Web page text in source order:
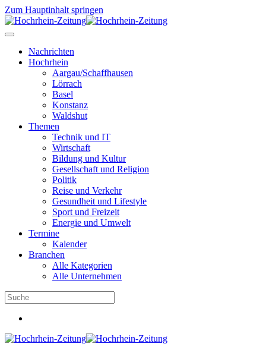
Zum Hauptinhalt springen
Nachrichten
Hochrhein
Aargau/Schaffhausen
Lörrach
Basel
Konstanz
Waldshut
Themen
Technik und IT
Wirtschaft
Bildung und Kultur
Gesellschaft und Religion
Politik
Reise und Verkehr
Gesundheit und Lifestyle
Sport und Freizeit
Energie und Umwelt
Termine
Kalender
Branchen
Alle Kategorien
Alle Unternehmen